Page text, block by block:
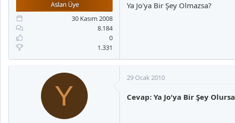
30 Kasım 2008
8.184
0
1.331
Ya Jo'ya Bir Şey Olmazsa?
Y
29 Ocak 2010
Cevap: Ya Jo'ya Bir Şey Olursa